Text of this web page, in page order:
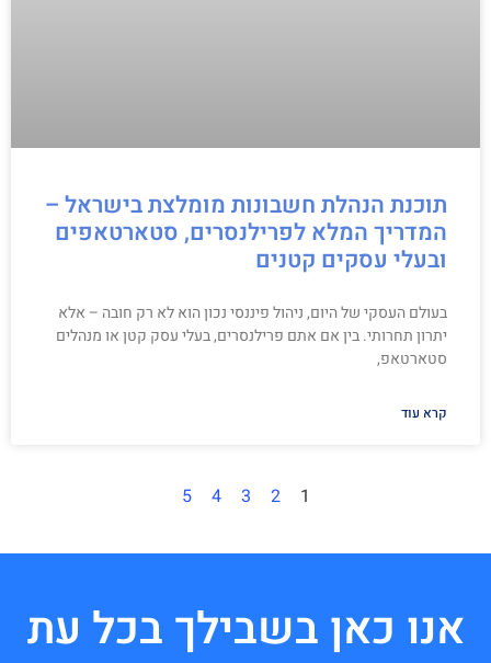
תוכנת הנהלת חשבונות מומלצת בישראל –
המדריך המלא לפרילנסרים, סטארטאפים
ובעלי עסקים קטנים
בעולם העסקי של היום, ניהול פיננסי נכון הוא לא רק חובה – אלא
יתרון תחרותי. בין אם אתם פרילנסרים, בעלי עסק קטן או מנהלים
סטארטאפ,
קרא עוד
1
2
3
4
5
אנו כאן בשבילך בכל עת